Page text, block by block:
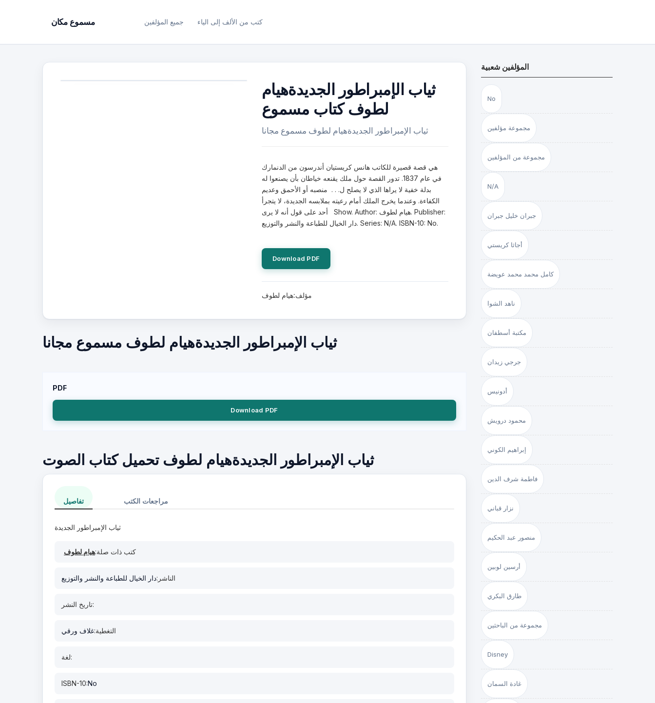
مسموع مكان جميع المؤلفين كتب من الألف إلى الياء
ثياب الإمبراطور الجديدةهيام
لطوف كتاب مسموع
ثياب الإمبراطور الجديدةهيام لطوف مسموع مجانا
هي قصة قصيرة للكاتب هانس كريستيان أندرسون من الدنمارك
في عام 1837. تدور القصة حول ملك يقنعه خياطان بأن يصنعوا له
بدلة خفية لا يراها الذي لا يصلح ل. . . منصبه أو الأحمق وعديم
الكفاءة. وعندما يخرج الملك أمام رعيته بملابسه الجديدة، لا يتجرأ
أحد على قول أنه لا يرى Show. Author: هيام لطوف. Publisher:
دار الخيال للطباعة والنشر والتوزيع. Series: N/A. ISBN-10: No.
Download PDF
مؤلف:هيام لطوف
ثياب الإمبراطور الجديدةهيام لطوف مسموع مجانا
PDF
Download PDF
ثياب الإمبراطور الجديدةهيام لطوف تحميل كتاب الصوت
تفاصيل مراجعات الكتب
ثياب الإمبراطور الجديدة
كتب ذات صلة:هيام لطوف
الناشر:دار الخيال للطباعة والنشر والتوزيع
تاريخ النشر:
التغطية:غلاف ورقي
لغة:
ISBN-10:No
المؤلفين شعبية
No
مجموعة مؤلفين
مجموعة من المؤلفين
N/A
جبران خليل جبران
أجاثا كريستي
كامل محمد محمد عويضة
ناهد الشوا
مكتبة أسطفان
جرجي زيدان
أدونيس
محمود درويش
إبراهيم الكوني
فاطمة شرف الدين
نزار قباني
منصور عبد الحكيم
أرسين لوبين
طارق البكري
مجموعة من الباحثين
Disney
غادة السمان